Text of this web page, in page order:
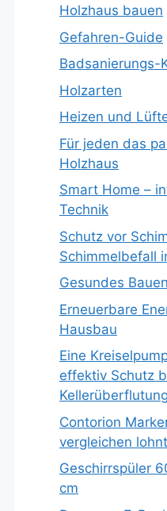
Holzhaus bauen
Gefahren-Guide
Badsanierungs-
Holzarten
Heizen und
Für jeden das
Holzhaus
Smart Home –
Technik
Schutz vor
Schimmelbefall
Gesundes
Erneuerbare
Hausbau
Eine
effektiv Schutz
Kellerüberflutung
Contorion
vergleichen lohnt
Geschirrspüler
cm